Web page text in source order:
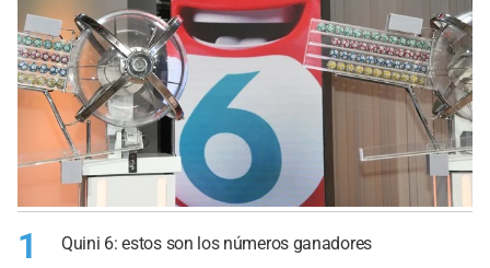
1 Quini 6: estos son los números ganadores